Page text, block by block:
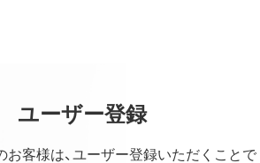
ユーザー登録
お客様は、ユーザー登録いただくことで